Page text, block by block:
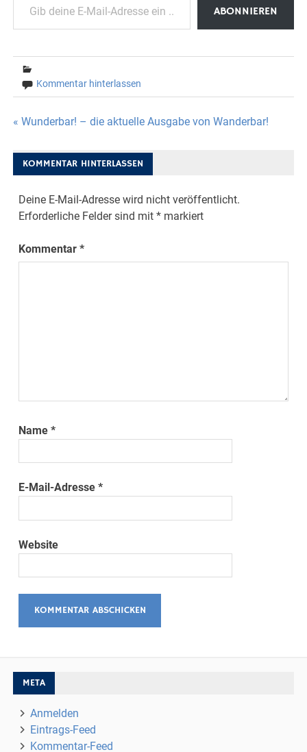
ABONNIEREN
Kommentar hinterlassen
Beitragsnavigation
« Wunderbar! – die aktuelle Ausgabe von Wanderbar!
KOMMENTAR HINTERLASSEN
Deine E-Mail-Adresse wird nicht veröffentlicht.
Erforderliche Felder sind mit* markiert
Kommentar*
Name*
E-Mail-Adresse*
Website
META
Anmelden
Eintrags-Feed
Kommentar-Feed